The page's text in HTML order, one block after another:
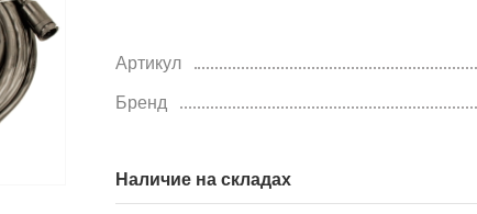
Артикул
Бренд
Наличие на складах